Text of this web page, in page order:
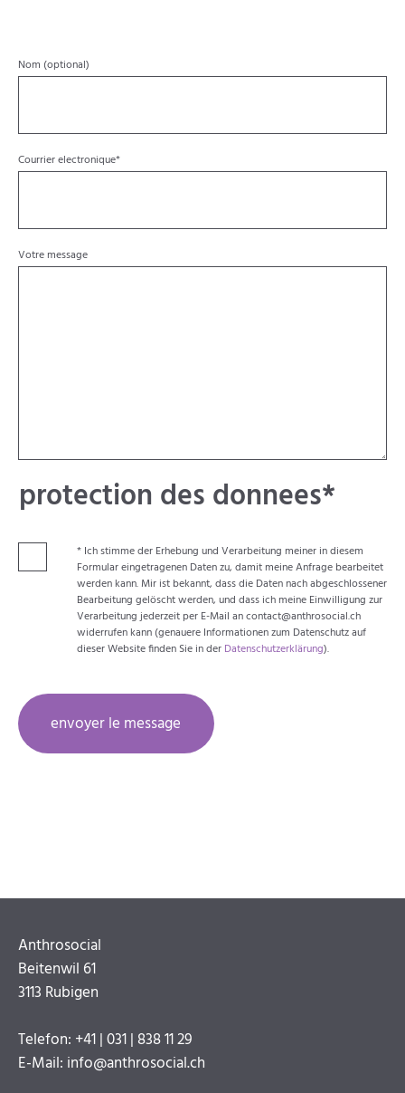
Nom (optional)
Champ
obligatoire
Courrier electronique*
Votre message
Champ
obligatoire
protection des donnees*
* Ich stimme der Erhebung und Verarbeitung meiner in diesem
Formular eingetragenen Daten zu, damit meine Anfrage bearbeitet
werden kann. Mir ist bekannt, dass die Daten nach abgeschlossener
Bearbeitung gelöscht werden, und dass ich meine Einwilligung zur
Verarbeitung jederzeit per E-Mail ancontact@anthrosocial.ch
widerrufen kann (genauere Informationen zum Datenschutz auf
dieser Website finden Sie in der Datenschutzerklärung).
envoyer le message
Anthrosocial
Beitenwil 61
3113 Rubigen
Telefon: +41 | 031 | 838 11 29
E-Mail: info@anthrosocial.ch